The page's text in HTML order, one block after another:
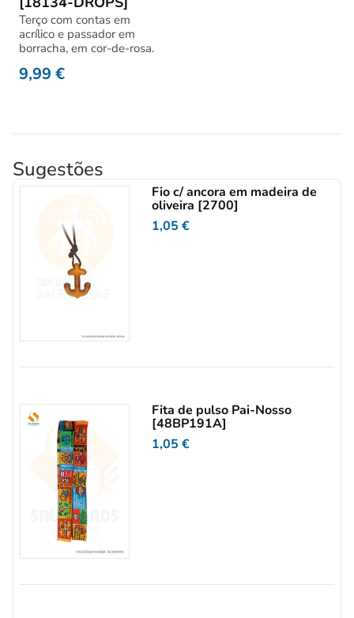
Terço com contas em
acrílico e passador em
borracha, em cor-de-rosa.
9,99 €
Sugestões
Fio c/ ancora em madeira de
oliveira [2700]
1,05€
Fita de pulso Pai-Nosso
[48BP191A]
1,05€